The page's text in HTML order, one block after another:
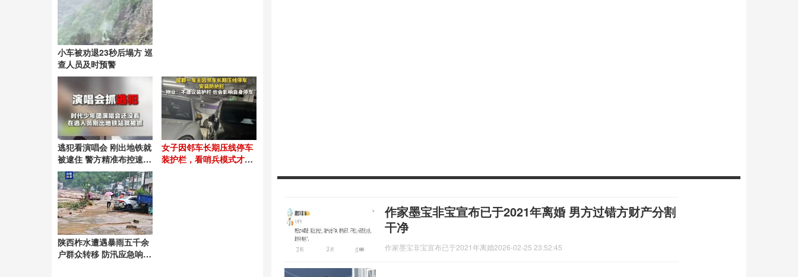
作家墨宝非宝宣布已于2021年离婚 男方过错方财产分割
干净
作家墨宝非宝宣布已于2021年离婚2026-02-25 23:52:45
小车被劝退23秒后塌方 巡
查人员及时预警
逃犯看演唱会 刚出地铁就
被逮住 警方精准布控速擒
嫌疑人
女子因邻车长期压线停车
装护栏，看哨兵模式才发
陕西柞水遭遇暴雨五千余
户群众转移 防汛应急响应